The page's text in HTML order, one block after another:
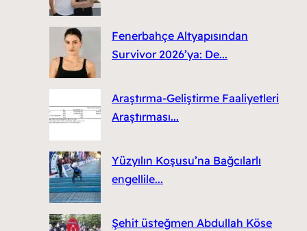
Fenerbahçe Altyapısından
Survivor 2026’ya: De...
Araştırma-Geliştirme Faaliyetleri
Araştırması...
Yüzyılın Koşusu’na Bağcılarlı
engellile...
Şehit üsteğmen Abdullah Köse